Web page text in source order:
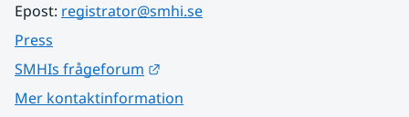
Epost: registrator@smhi.se
Press
SMHIs frågeforum
Mer kontaktinformation